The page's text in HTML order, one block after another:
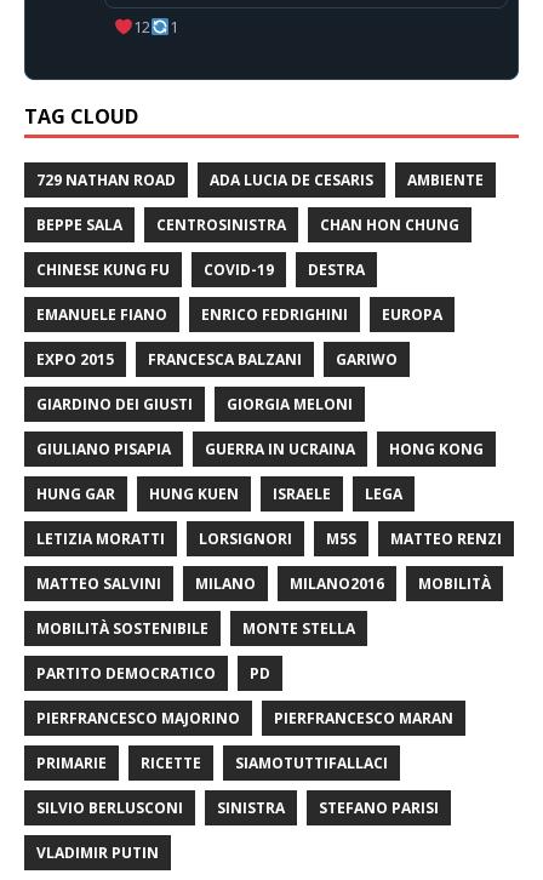
12
1
TAG CLOUD
729 NATHAN ROAD ADA LUCIA DE CESARIS AMBIENTE
BEPPE SALA CENTROSINISTRA CHAN HON CHUNG
CHINESE KUNG FU COVID-19 DESTRA
EMANUELE FIANO ENRICO FEDRIGHINI EUROPA
EXPO 2015 FRANCESCA BALZANI GARIWO
GIARDINO DEI GIUSTI GIORGIA MELONI
GIULIANO PISAPIA GUERRA IN UCRAINA HONG KONG
HUNG GAR HUNG KUEN ISRAELE LEGA
LETIZIA MORATTI LORSIGNORI M5S MATTEO RENZI
MATTEO SALVINI MILANO MILANO2016 MOBILITÀ
MOBILITÀ SOSTENIBILE MONTE STELLA
PARTITO DEMOCRATICO PD
PIERFRANCESCO MAJORINO PIERFRANCESCO MARAN
PRIMARIE RICETTE SIAMOTUTTIFALLACI
SILVIO BERLUSCONI SINISTRA STEFANO PARISI
VLADIMIR PUTIN